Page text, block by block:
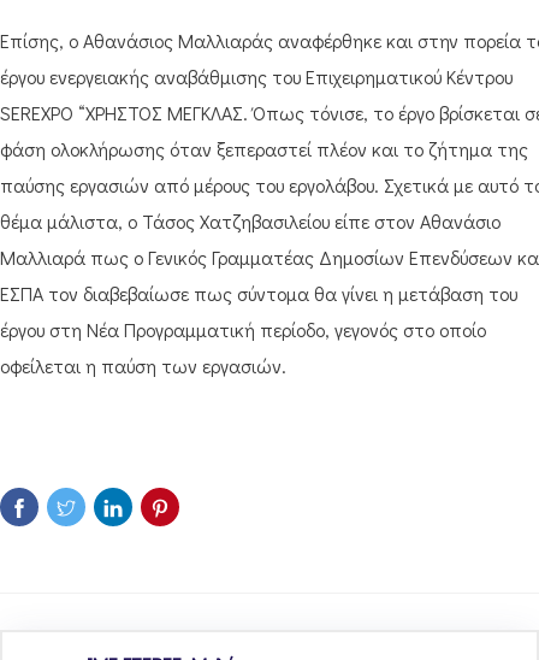
Επίσης, ο Αθανάσιος Μαλλιαράς αναφέρθηκε και στην πορεία
έργου ενεργειακής αναβάθμισης του Επιχειρηματικού Κέντρου
SEREXPO “ΧΡΗΣΤΟΣ ΜΕΓΚΛΑΣ. Όπως τόνισε, το έργο βρίσκεται
φάση ολοκλήρωσης όταν ξεπεραστεί πλέον και το ζήτημα της
παύσης εργασιών από μέρους του εργολάβου. Σχετικά με αυτό
θέμα μάλιστα, ο Τάσος Χατζηβασιλείου είπε στον Αθανάσιο
Μαλλιαρά πως ο Γενικός Γραμματέας Δημοσίων Επενδύσεων
ΕΣΠΑ τον διαβεβαίωσε πως σύντομα θα γίνει η μετάβαση του
έργου στη Νέα Προγραμματική περίοδο, γεγονός στο οποίο
οφείλεται η παύση των εργασιών.